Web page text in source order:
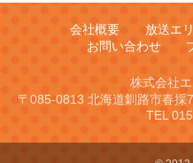
会社概要 放送エ
お問い合わせ
株式会社
〒085-0813 北海道釧路市春
TEL